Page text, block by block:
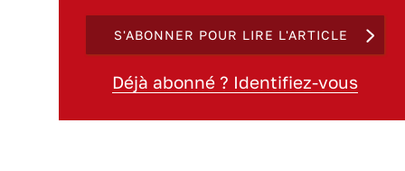
S'ABONNER POUR LIRE L'ARTICLE
Déjà abonné ? Identifiez-vous